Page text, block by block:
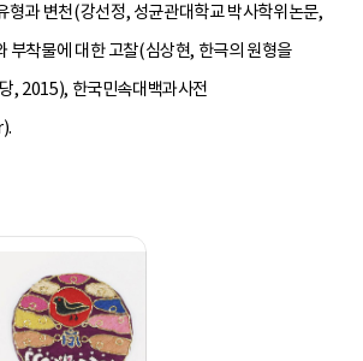
형과 변천(강선정, 성균관대학교 박사학위논문,
부착물에 대한 고찰(심상현, 한극의 원형을
, 2015), 한국민속대백과사전